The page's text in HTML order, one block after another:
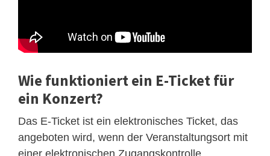
Wie funktioniert ein E-Ticket für
ein Konzert?
Das E-Ticket ist ein elektronisches Ticket, das
angeboten wird, wenn der Veranstaltungsort mit
einer elektronischen Zugangskontrolle